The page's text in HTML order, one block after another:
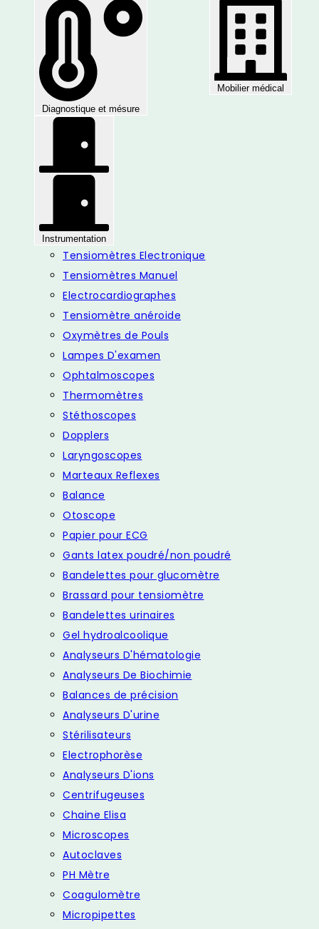
Diagnostique et mésure
Mobilier médical
Instrumentation
Tensiomètres Electronique
Tensiomètres Manuel
Electrocardiographes
Tensiomètre anéroide
Oxymètres de Pouls
Lampes D'examen
Ophtalmoscopes
Thermomètres
Stéthoscopes
Dopplers
Laryngoscopes
Marteaux Reflexes
Balance
Otoscope
Papier pour ECG
Gants latex poudré/non poudré
Bandelettes pour glucomètre
Brassard pour tensiomètre
Bandelettes urinaires
Gel hydroalcoolique
Analyseurs D'hématologie
Analyseurs De Biochimie
Balances de précision
Analyseurs D'urine
Stérilisateurs
Electrophorèse
Analyseurs D'ions
Centrifugeuses
Chaine Elisa
Microscopes
Autoclaves
PH Mètre
Coagulomètre
Micropipettes